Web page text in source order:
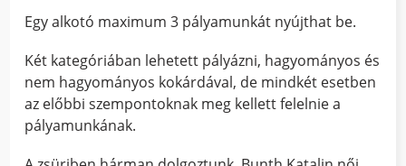
Egy alkotó maximum 3 pályamunkát nyújthat be.
Két kategóriában lehetett pályázni, hagyományos és
nem hagyományos kokárdával, de mindkét esetben
az előbbi szempontoknak meg kellett felelnie a
pályamunkának.